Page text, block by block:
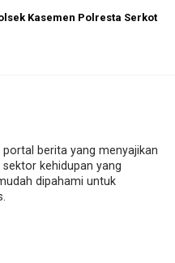
Kasemen Polresta Serkot
berita yang menyajikan
kehidupan yang
dipahami untuk